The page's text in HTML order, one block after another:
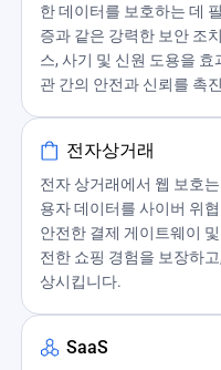
한 데이터를 보호하는 데
증과 같은 강력한 보안 조
스, 사기 및 신원 도용을
관 간의 안전과 신뢰를 촉
전자상거래
전자 상거래에서 웹 보호
용자 데이터를 사이버 위
안전한 결제 게이트웨이
전한 쇼핑 경험을 보장하
상시킵니다.
SaaS